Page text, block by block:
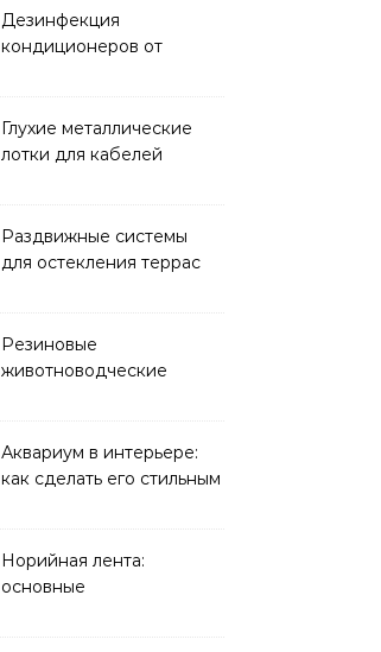
Дезинфекция
кондиционеров от
Глухие металлические
лотки для кабелей
Раздвижные системы
для остекления террас
Резиновые
животноводческие
решать
Аквариум в интерьере:
как сделать его стильным
Норийная лента:
основные